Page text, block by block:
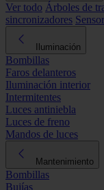
Ver todo Árboles de
sincronizadores
Iluminación
Bombillas
Faros delanteros
Iluminación interior
Intermitentes
Luces antiniebla
Luces de freno
Mandos de luces
Mantenimiento
Bombillas
Bujías